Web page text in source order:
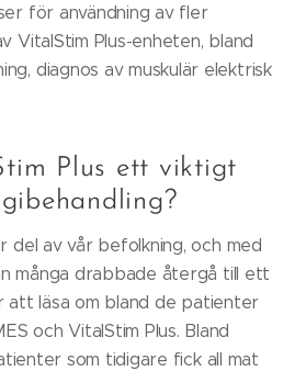
för användning av fler
VitalStim Plus-enheten, bland
diagnos av muskulär elektrisk
Plus ett viktigt
del av vår befolkning, och med
många drabbade återgå till ett
att läsa om bland de patienter
och VitalStim Plus. Bland
som tidigare fick all mat